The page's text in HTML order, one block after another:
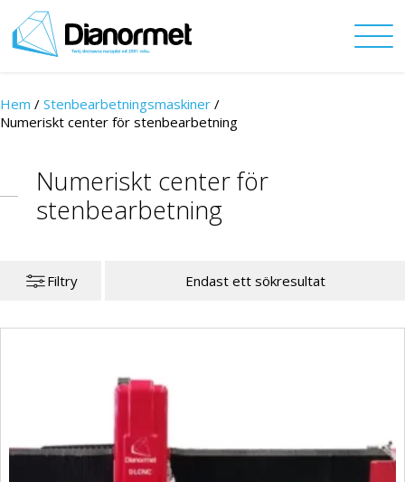
Hem / Stenbearbetningsmaskiner /
Numeriskt center för stenbearbetning
Numeriskt center för
stenbearbetning
Filtry Endast ett sökresultat